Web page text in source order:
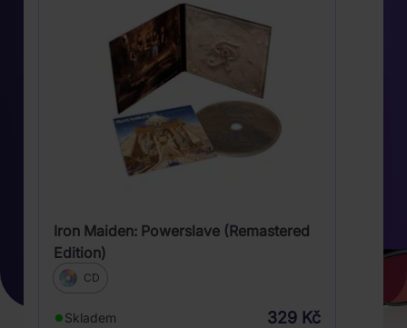
Iron Maiden: Powerslave (Remastered
Edition)
CD
Skladem 329 Kč